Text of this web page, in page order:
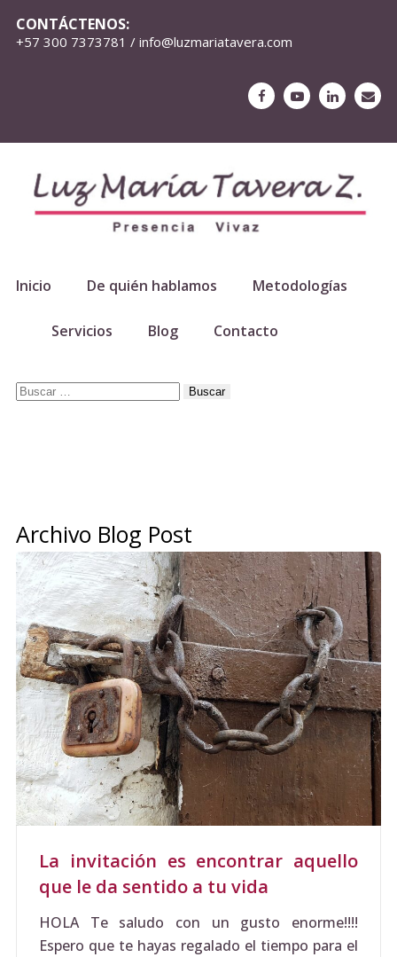
CONTÁCTENOS:
+57 300 7373781 / info@luzmariatavera.com
Inicio De quién hablamos Metodologías
Servicios Blog Contacto
Buscar:
Archivo Blog Post
La invitación es encontrar aquello
que le da sentido a tu vida
HOLA Te saludo con un gusto enorme!!!!
Espero que te hayas regalado el tiempo para el